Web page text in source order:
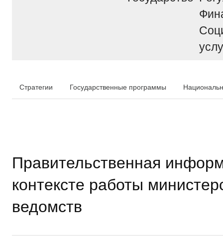
Стратегии Государственные программы
Правительственная
контексте работы
ведомств